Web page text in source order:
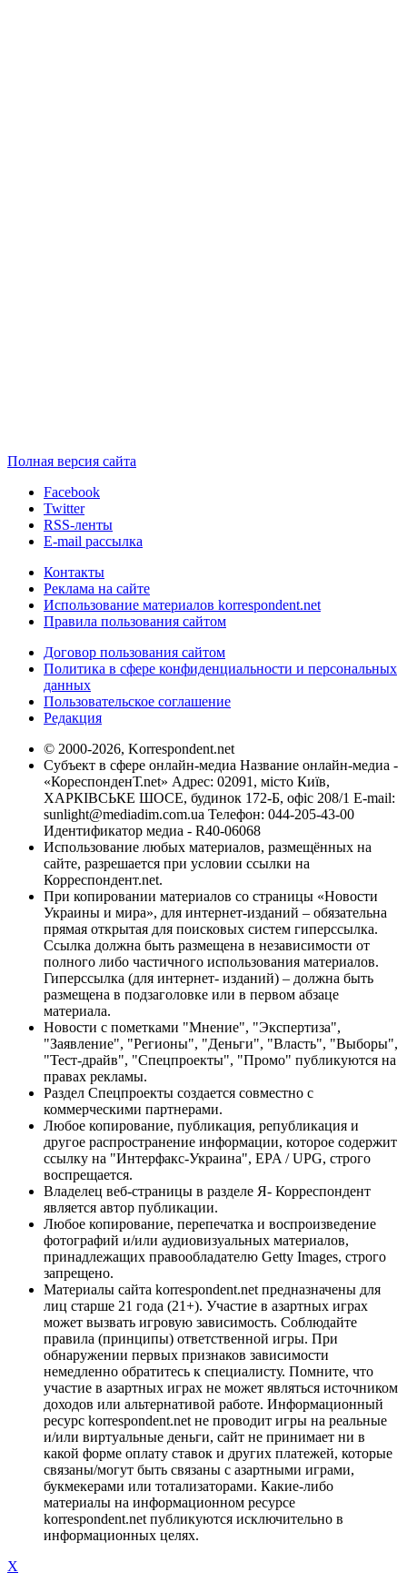
Полная версия сайта
Facebook
Twitter
RSS-ленты
E-mail рассылка
Контакты
Реклама на сайте
Использование материалов korrespondent.net
Правила пользования сайтом
Договор пользования сайтом
Политика в сфере конфиденциальности и персональных
данных
Пользовательское соглашение
Редакция
© 2000-2026, Korrespondent.net
Субъект в сфере онлайн-медиа Название онлайн-медиа -
«КореспонденТ.net» Адрес: 02091, місто Київ,
ХАРКІВСЬКЕ ШОСЕ, будинок 172-Б, офіс 208/1 E-mail:
sunlight@mediadim.com.ua Телефон: 044-205-43-00
Идентификатор медиа - R40-06068
Использование любых материалов, размещённых на
сайте, разрешается при условии ссылки на
Корреспондент.net.
При копировании материалов со страницы «Новости
Украины и мира», для интернет-изданий – обязательна
прямая открытая для поисковых систем гиперссылка.
Ссылка должна быть размещена в независимости от
полного либо частичного использования материалов.
Гиперссылка (для интернет- изданий) – должна быть
размещена в подзаголовке или в первом абзаце
материала.
Новости с пометками "Мнение", "Экспертиза",
"Заявление", "Регионы", "Деньги", "Власть", "Выборы",
"Тест-драйв", "Спецпроекты", "Промо" публикуются на
правах рекламы.
Раздел Спецпроекты создается совместно с
коммерческими партнерами.
Любое копирование, публикация, републикация и
другое распространение информации, которое содержит
ссылку на "Интерфакс-Украина", EPA / UPG, строго
воспрещается.
Владелец веб-страницы в разделе Я- Корреспондент
является автор публикации.
Любое копирование, перепечатка и воспроизведение
фотографий и/или аудиовизуальных материалов,
принадлежащих правообладателю Getty Images, строго
запрещено.
Материалы сайта korrespondent.net предназначены для
лиц старше 21 года (21+). Участие в азартных играх
может вызвать игровую зависимость. Соблюдайте
правила (принципы) ответственной игры. При
обнаружении первых признаков зависимости
немедленно обратитесь к специалисту. Помните, что
участие в азартных играх не может являться источником
доходов или альтернативой работе. Информационный
ресурс korrespondent.net не проводит игры на реальные
и/или виртуальные деньги, сайт не принимает ни в
какой форме оплату ставок и других платежей, которые
связаны/могут быть связаны с азартными играми,
букмекерами или тотализаторами. Какие-либо
материалы на информационном ресурсе
korrespondent.net публикуются исключительно в
информационных целях.
X